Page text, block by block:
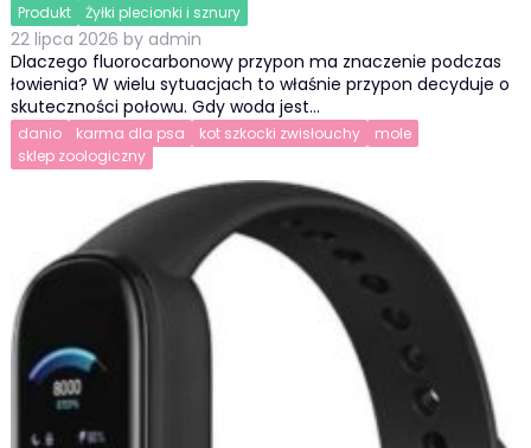
Produkt Żyłki plecionki i sznury
22 lipca 2026 by admin
Dlaczego fluorocarbonowy przypon ma znaczenie podczas
łowienia? W wielu sytuacjach to właśnie przypon decyduje o
skuteczności połowu. Gdy woda jest…
danio karma dla psa kot szkocki zwisłouchy
mole
sklep zoologiczny